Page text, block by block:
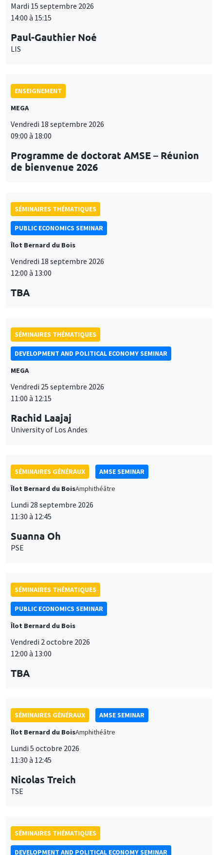
Mardi 15 septembre 2026
14:00 à 15:15
Paul-Gauthier Noé
LIS
ENSEIGNEMENT
MEGA
Vendredi 18 septembre 2026
09:00 à 18:00
Programme de doctorat AMSE – Réunion
de bienvenue 2026
SÉMINAIRES THÉMATIQUES
PUBLIC ECONOMICS SEMINAR
Îlot Bernard du Bois
Vendredi 18 septembre 2026
12:00 à 13:00
TBA
SÉMINAIRES THÉMATIQUES
DEVELOPMENT AND POLITICAL ECONOMY SEMINAR
MEGA
Vendredi 25 septembre 2026
11:00 à 12:15
Rachid Laajaj
University of Los Andes
SÉMINAIRES GÉNÉRAUX
AMSE SEMINAR
Îlot Bernard du BoisAmphithéâtre
Lundi 28 septembre 2026
11:30 à 12:45
Suanna Oh
PSE
SÉMINAIRES THÉMATIQUES
PUBLIC ECONOMICS SEMINAR
Îlot Bernard du Bois
Vendredi 2 octobre 2026
12:00 à 13:00
TBA
SÉMINAIRES GÉNÉRAUX
AMSE SEMINAR
Îlot Bernard du BoisAmphithéâtre
Lundi 5 octobre 2026
11:30 à 12:45
Nicolas Treich
TSE
SÉMINAIRES THÉMATIQUES
DEVELOPMENT AND POLITICAL ECONOMY SEMINAR